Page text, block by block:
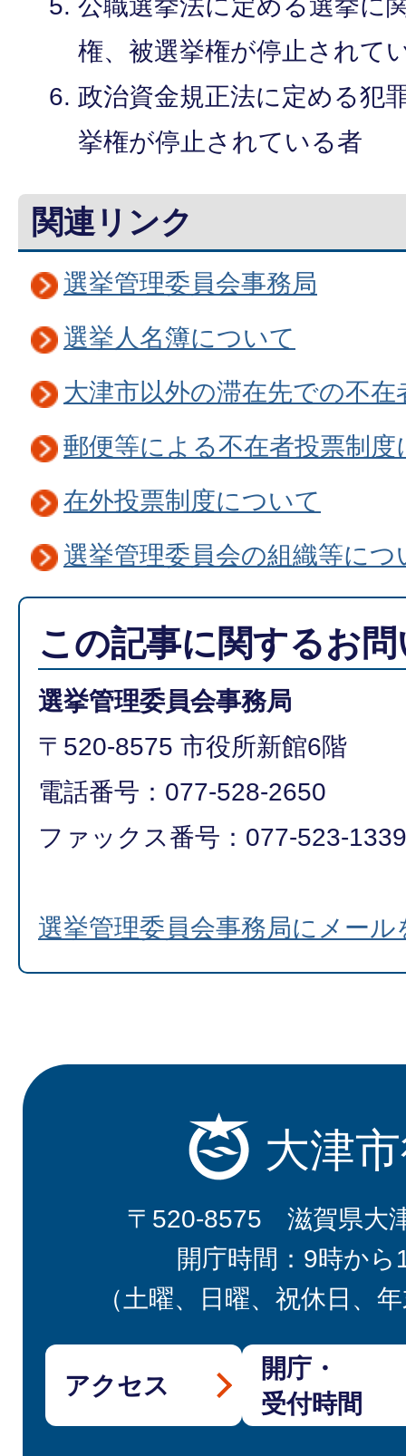
公職選挙法に定める選挙に
権、被選挙権が停止されて
政治資金規正法に定める犯
挙権が停止されている者
関連リンク
選挙管理委員会事務局
選挙人名簿について
大津市以外の滞在先での不
郵便等による不在者投票制度
在外投票制度について
選挙管理委員会の組織等につ
この記事に関するお
選挙管理委員会事務局
〒520-8575 市役所新館6階
電話番号：077-528-2650
ファックス番号：077-523-1339
選挙管理委員会事務局にメール
大津
〒520-8575 滋賀県大
開庁時間：9時から
（土曜、日曜、祝休日、
アクセス
開庁・
受付時間